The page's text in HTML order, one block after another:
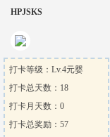
HPJSKS
打卡等级：Lv.4元婴
打卡总天数：18
打卡月天数：0
打卡总奖励：57